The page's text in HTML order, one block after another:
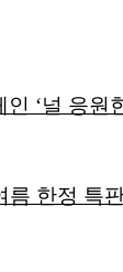
‘널 응원
름 한정 특